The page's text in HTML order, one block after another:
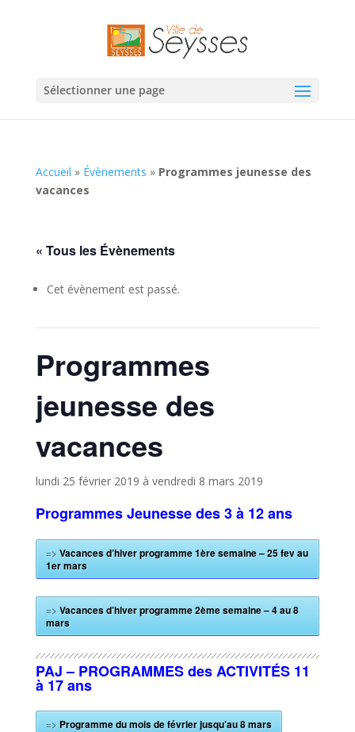
Sélectionner une page
Accueil » Évènements » Programmes jeunesse des
vacances
« Tous les Évènements
Cet évènement est passé.
Programmes
jeunesse des
vacances
lundi 25 février 2019 à vendredi 8 mars 2019
Programmes Jeunesse des 3 à 12 ans
=> Vacances d’hiver programme 1ère semaine – 25 fev au
1er mars
=> Vacances d’hiver programme 2ème semaine – 4 au 8
mars
PAJ – PROGRAMMES des ACTIVITÉS 11
à 17 ans
=> Programme du mois de février jusqu’au 8 mars